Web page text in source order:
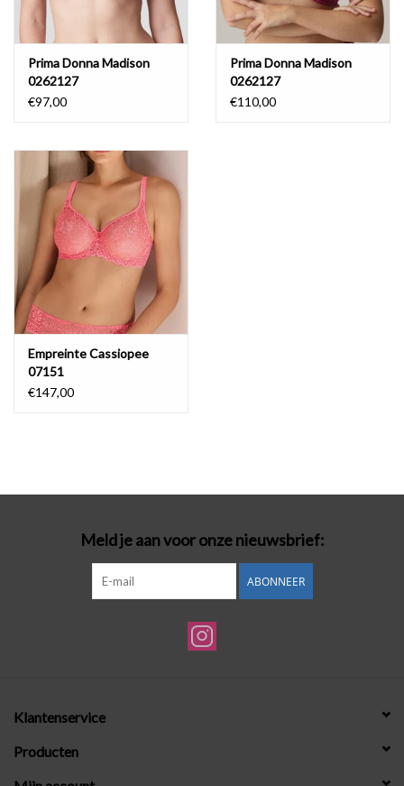
Prima Donna Madison
0262127
€97,00
Prima Donna Madison
0262127
€110,00
Empreinte Cassiopee
07151
€147,00
Meld je aan voor onze nieuwsbrief:
ABONNEER
Klantenservice
Producten